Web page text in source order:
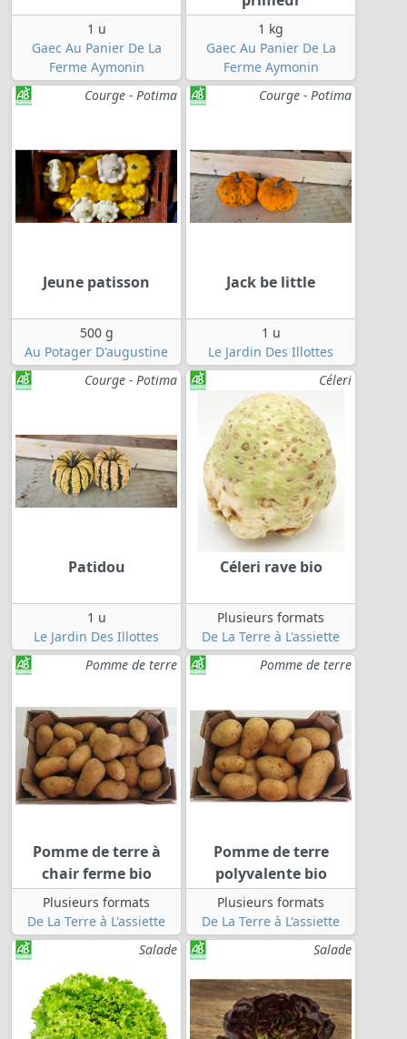
1 u
Gaec Au Panier De La
Ferme Aymonin
1 kg
Gaec Au Panier De La
Ferme Aymonin
Courge - Potima
Jeune patisson
500 g
Au Potager D'augustine
Courge - Potima
Jack be little
1 u
Le Jardin Des Illottes
Courge - Potima
Patidou
1 u
Le Jardin Des Illottes
Céleri
Céleri rave bio
Plusieurs formats
De La Terre à L'assiette
Pomme de terre
Pomme de terre à
chair ferme bio
Plusieurs formats
De La Terre à L'assiette
Pomme de terre
Pomme de terre
polyvalente bio
Plusieurs formats
De La Terre à L'assiette
Salade
Salade